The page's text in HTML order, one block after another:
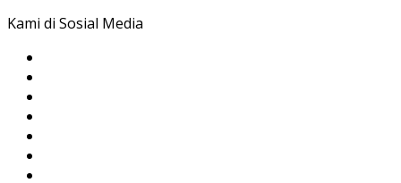
Kami di Sosial Media